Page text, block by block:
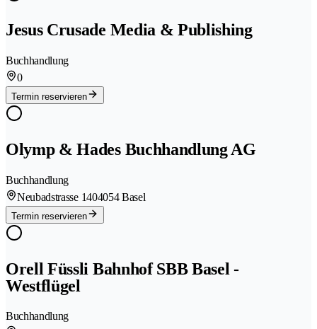
Jesus Crusade Media & Publishing
Buchhandlung
0
Termin reservieren
Olymp & Hades Buchhandlung AG
Buchhandlung
Neubadstrasse 1404054 Basel
Termin reservieren
Orell Füssli Bahnhof SBB Basel -
Westflügel
Buchhandlung